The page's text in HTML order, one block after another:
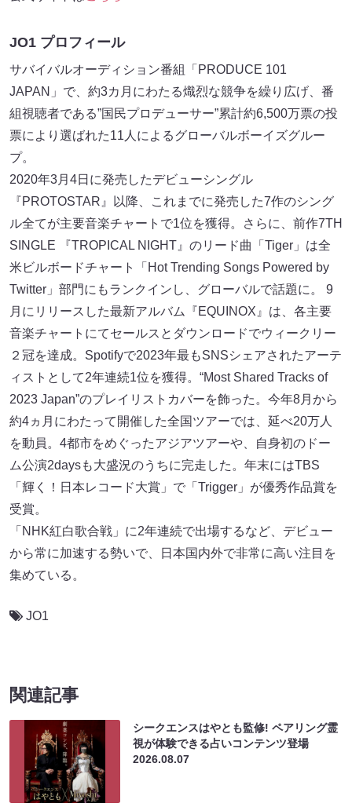
JO1 プロフィール
サバイバルオーディション番組「PRODUCE 101
JAPAN」で、約3カ月にわたる熾烈な競争を繰り広げ、番
組視聴者である”国民プロデューサー”累計約6,500万票の投
票により選ばれた11人によるグローバルボーイズグルー
プ。
2020年3月4日に発売したデビューシングル
『PROTOSTAR』以降、これまでに発売した7作のシング
ル全てが主要音楽チャートで1位を獲得。さらに、前作7TH
SINGLE 『TROPICAL NIGHT』のリード曲「Tiger」は全
米ビルボードチャート「Hot Trending Songs Powered by
Twitter」部門にもランクインし、グローバルで話題に。 9
月にリリースした最新アルバム『EQUINOX』は、各主要
音楽チャートにてセールスとダウンロードでウィークリー
２冠を達成。Spotifyで2023年最もSNSシェアされたアーテ
ィストとして2年連続1位を獲得。“Most Shared Tracks of
2023 Japan”のプレイリストカバーを飾った。今年8月から
約4ヵ月にわたって開催した全国ツアーでは、延べ20万人
を動員。4都市をめぐったアジアツアーや、自身初のドー
ム公演2daysも大盛況のうちに完走した。年末にはTBS
「輝く！日本レコード大賞」で「Trigger」が優秀作品賞を
受賞。
「NHK紅白歌合戦」に2年連続で出場するなど、デビュー
から常に加速する勢いで、日本国内外で非常に高い注目を
集めている。
JO1
関連記事
シークエンスはやとも監修! ペアリング霊
視が体験できる占いコンテンツ登場
2026.08.07